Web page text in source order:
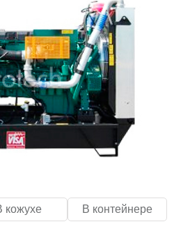
кожухе В контейнере